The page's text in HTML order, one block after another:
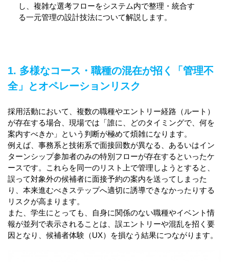
し、複雑な選考フローをシステム内で整理・統合す
る一元管理の設計技法について解説します。
1. 多様なコース・職種の混在が招く「管理不
全」とオペレーションリスク
採用活動において、複数の職種やエントリー経路（ルート）
が存在する場合、現場では「誰に、どのタイミングで、何を
案内すべきか」という判断が極めて煩雑になります。
例えば、事務系と技術系で面接回数が異なる、あるいはイン
ターンシップ参加者のみの特別フローが存在するといったケ
ースです。これらを同一のリスト上で管理しようとすると、
誤って対象外の候補者に面接予約の案内を送ってしまった
り、本来進むべきステップへ適切に誘導できなかったりする
リスクが高まります。
また、学生にとっても、自身に関係のない職種やイベント情
報が並列で表示されることは、誤エントリーや混乱を招く要
因となり、候補者体験（UX）を損なう結果につながります。